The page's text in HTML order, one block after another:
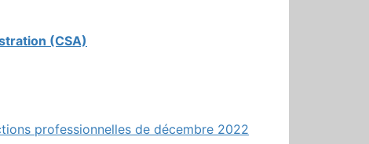
(CSA)
professionnelles de décembre 2022